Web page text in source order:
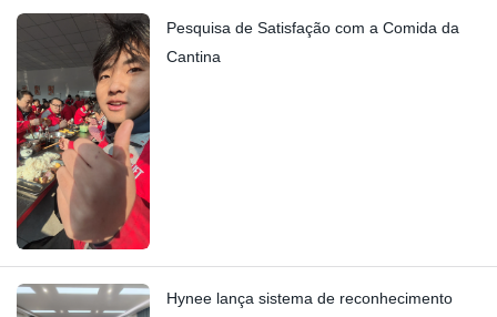
Pesquisa de Satisfação com a Comida da
Cantina
Hynee lança sistema de reconhecimento